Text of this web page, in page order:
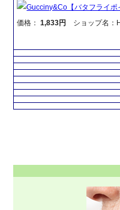
Gucciny&Co【バタフライポ
価格：1,833円 ショップ名：